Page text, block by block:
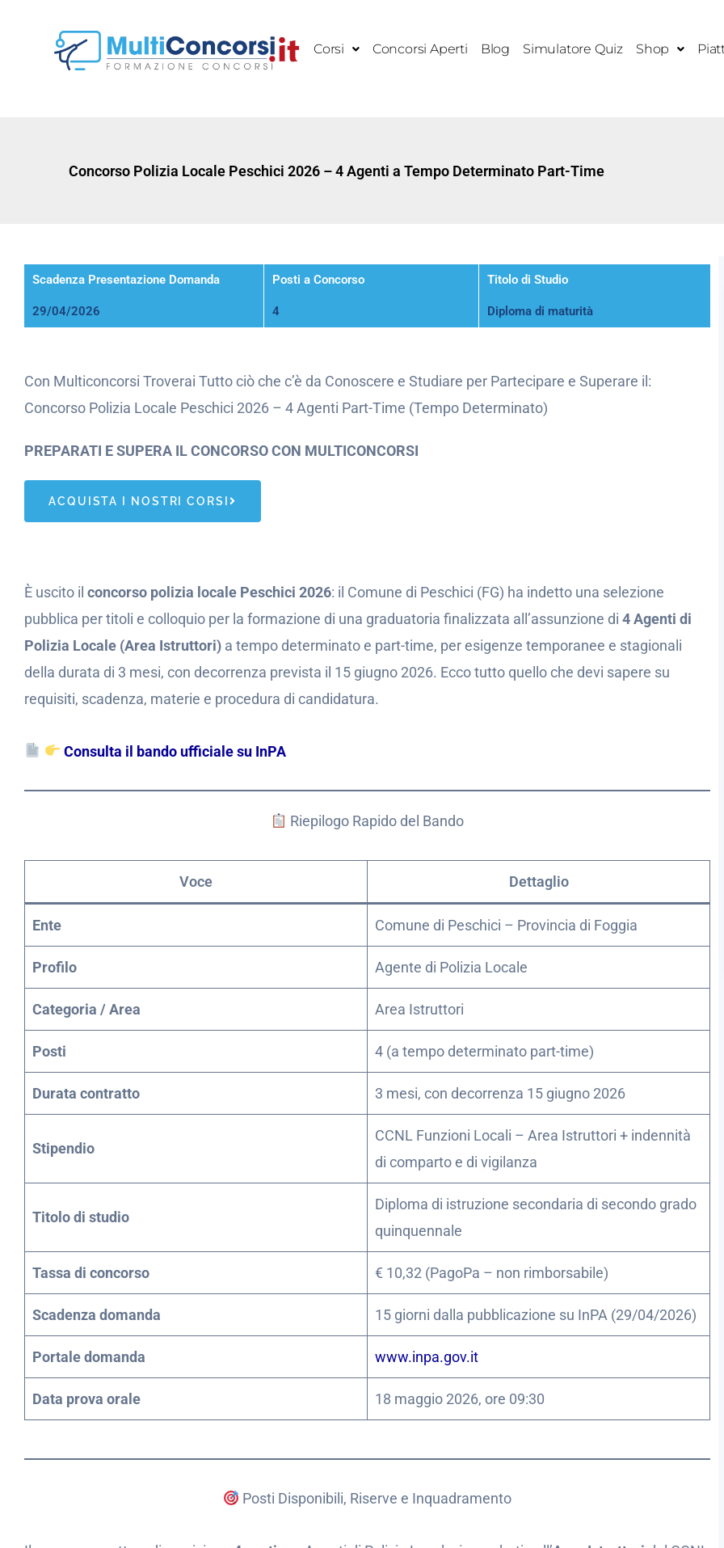
contenuto
Corsi Concorsi Aperti Blog Simulatore Quiz Shop
Concorso Polizia Locale Peschici 2026 – 4 Agenti a Tempo Determinato Part-Time
Scadenza Presentazione Domanda
29/04/2026
Posti a Concorso
4
Titolo di Studio
Diploma di maturità
Con Multiconcorsi Troverai Tutto ciò che c’è da Conoscere e Studiare per Partecipare e Superare il:
Concorso Polizia Locale Peschici 2026 – 4 Agenti Part-Time (Tempo Determinato)
PREPARATI E SUPERA IL CONCORSO CON MULTICONCORSI
ACQUISTA I NOSTRI CORSI
È uscito il concorso polizia locale Peschici 2026: il Comune di Peschici (FG) ha indetto una selezione
pubblica per titoli e colloquio per la formazione di una graduatoria finalizzata all’assunzione di 4 Agenti di
Polizia Locale (Area Istruttori) a tempo determinato e part-time, per esigenze temporanee e stagionali
della durata di 3 mesi, con decorrenza prevista il 15 giugno 2026. Ecco tutto quello che devi sapere su
requisiti, scadenza, materie e procedura di candidatura.
Consulta il bando ufficiale su InPA
Riepilogo Rapido del Bando
Voce Dettaglio
Ente Comune di Peschici – Provincia di Foggia
Profilo Agente di Polizia Locale
Categoria / Area Area Istruttori
Posti 4 (a tempo determinato part-time)
Durata contratto 3 mesi, con decorrenza 15 giugno 2026
Stipendio
CCNL Funzioni Locali – Area Istruttori + indennità
di comparto e di vigilanza
Titolo di studio
Diploma di istruzione secondaria di secondo grado
quinquennale
Tassa di concorso € 10,32 (PagoPa – non rimborsabile)
Scadenza domanda 15 giorni dalla pubblicazione su InPA (29/04/2026)
Portale domanda www.inpa.gov.it
Data prova orale 18 maggio 2026, ore 09:30
Posti Disponibili, Riserve e Inquadramento